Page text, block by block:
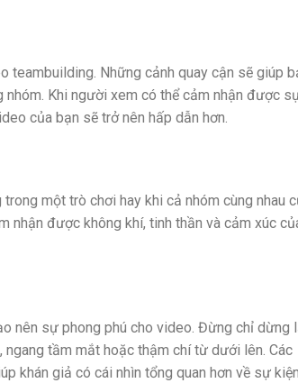
teambuilding. Những cảnh quay cận sẽ giúp
Khi người xem có thể cảm nhận được
của bạn sẽ trở nên hấp dẫn hơn.
một trò chơi hay khi cả nhóm cùng nhau
nhận được không khí, tinh thần và cảm xúc
nên sự phong phú cho video. Đừng chỉ dừng
tầm mắt hoặc thậm chí từ dưới lên. Các
khán giả có cái nhìn tổng quan hơn về sự